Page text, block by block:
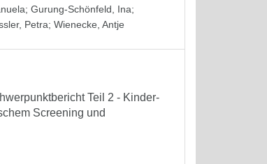
; Gurung-Schönfeld, Ina;
Petra; Wienecke, Antje
Teil 2 - Kinder-
Screening und